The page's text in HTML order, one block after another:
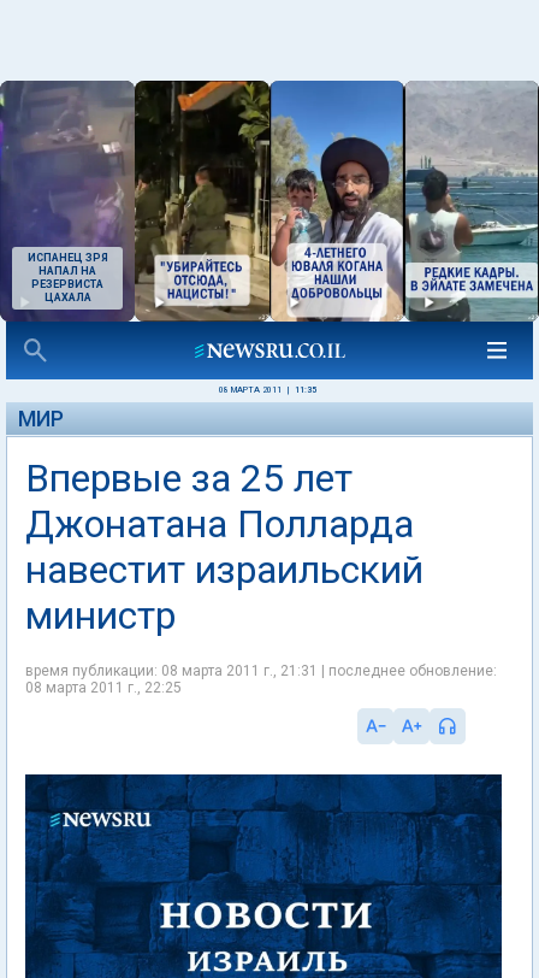
ИСПАНЕЦ ЗРЯ
НАПАЛ НА
РЕЗЕРВИСТА
ЦАХАЛА
08 МАРТА 2011 11:35
МИР
Впервые за 25 лет
Джонатана Полларда
навестит израильский
министр
время публикации: 08 марта 2011 г., 21:31 | последнее обновление:
08 марта 2011 г., 22:25